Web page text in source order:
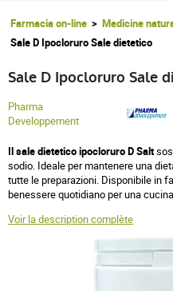
Farmacia on-line Medicine
Sale D Ipocloruro Sale dietetico
Sale D Ipocloruro Sale
Pharma
Developpement
Il sale dietetico ipocloruro D Salt
sodio. Ideale per mantenere una
tutte le preparazioni. Disponibile in
benessere quotidiano per una
Voir la description complète